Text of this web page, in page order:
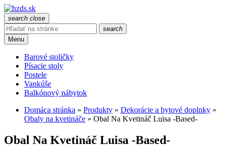
search close
search
Menu
Barové stoličky
Písacie stoly
Postele
Vankúše
Balkónový nábytok
Domáca stránka » Produkty » Dekorácie a bytové doplnky »
Obaly na kvetináče » Obal Na Kvetináč Luisa -Based-
Obal Na Kvetináč Luisa -Based-